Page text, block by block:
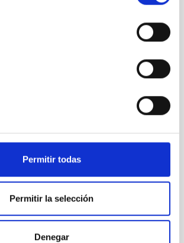
Permitir todas
Permitir la selección
Denegar